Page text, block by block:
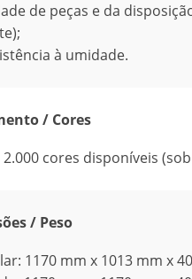
de peças e da
à umidade.
/ Cores
2.000 cores disponíveis
/ Peso
1170 mm x 1013 mm x